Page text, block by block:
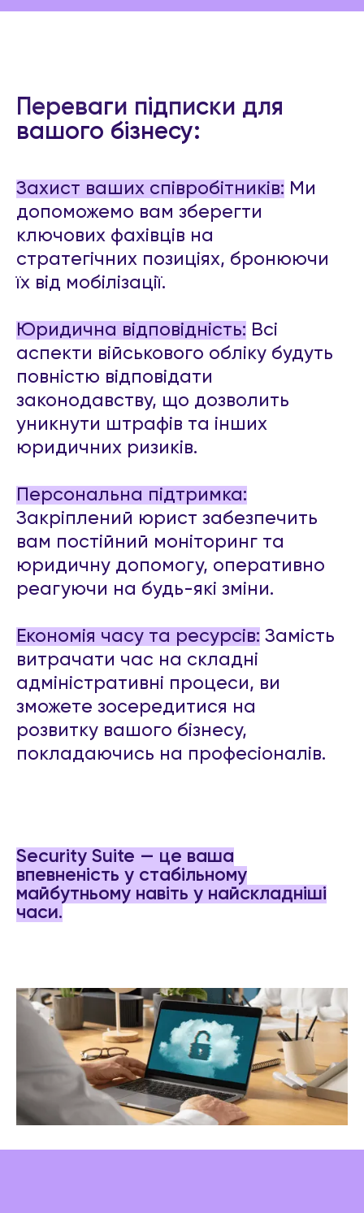
Переваги підписки для
вашого бізнесу:
Захист ваших співробітників: Ми
допоможемо вам зберегти
ключових фахівців на
стратегічних позиціях, бронюючи
їх від мобілізації.
Юридична відповідність: Всі
аспекти військового обліку будуть
повністю відповідати
законодавству, що дозволить
уникнути штрафів та інших
юридичних ризиків.
Персональна підтримка:
Закріплений юрист забезпечить
вам постійний моніторинг та
юридичну допомогу, оперативно
реагуючи на будь-які зміни.
Економія часу та ресурсів: Замість
витрачати час на складні
адміністративні процеси, ви
зможете зосередитися на
розвитку вашого бізнесу,
покладаючись на професіоналів.
Security Suite — це ваша
впевненість у стабільному
майбутньому навіть у найскладніші
часи.